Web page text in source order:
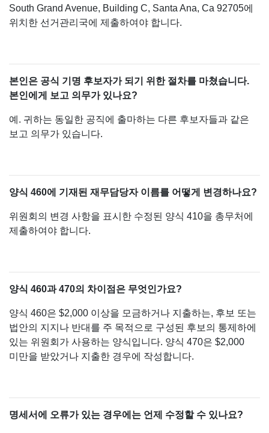
South Grand Avenue, Building C, Santa Ana, Ca 92705에
위치한 선거관리국에 제출하여야 합니다.
본인은 공식 기명 후보자가 되기 위한 절차를 마쳤습니다.
본인에게 보고 의무가 있나요?
예. 귀하는 동일한 공직에 출마하는 다른 후보자들과 같은
보고 의무가 있습니다.
양식 460에 기재된 재무담당자 이름를 어떻게 변경하나요?
위원회의 변경 사항을 표시한 수정된 양식 410을 총무처에
제출하여야 합니다.
양식 460과 470의 차이점은 무엇인가요?
양식 460은 $2,000 이상을 모금하거나 지출하는, 후보 또는
법안의 지지나 반대를 주 목적으로 구성된 후보의 통제하에
있는 위원회가 사용하는 양식입니다. 양식 470은 $2,000
미만을 받았거나 지출한 경우에 작성합니다.
명세서에 오류가 있는 경우에는 언제 수정할 수 있나요?